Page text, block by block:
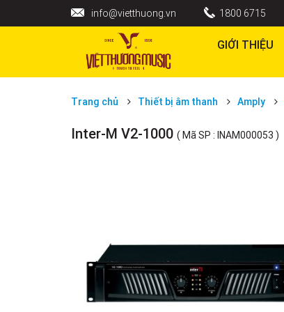
info@vietthuong.vn 1800 6715
GIỚI THIỆU
Trang chủ Thiết bị âm thanh Amply
Inter-M V2-1000 ( Mã SP : INAM000053 )